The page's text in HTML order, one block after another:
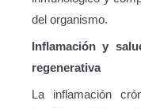
del organismo.
Inflamación y
regenerativa
La inflamación